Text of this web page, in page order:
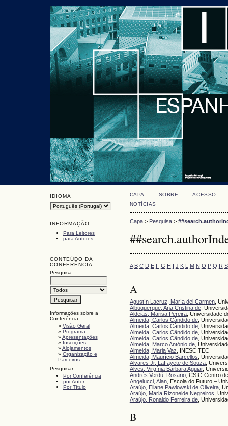
IDIOMA
INFORMAÇÃO
Para Leitores
para Autores
CONTEÚDO DA
CONFERÊNCIA
Pesquisa
Informações sobre a
Conferência
» Visão Geral
» Programa
» Apresentações
» Inscrições
» Alojamentos
» Organização e
Parceiros
Pesquisar
Por Conferência
por Autor
Por Título
CAPA SOBRE
ACESSO
NOTÍCIAS
Capa> Pesquisa>
A B C D E F G H I J K L M N O P Q R S
A
Agustín Lacruz, María del Carmen,
Albuquerque, Ana Cristina de,
Aldeias, Marisa Pereira, Universidade
Almeida, Carlos Cândido de,
Almeida, Carlos Cândido de,
Almeida, Carlos Cândido de,
Almeida, Carlos Cândido de,
Almeida, Marco António de,
Almeida, Maria Vaz , INESC TEC
Almeida, Maurício Barcellos ,
Alvares Jr, Laffayete de Souza,
Alves, Virgínia Bárbara Aguiar,
Andrés Verdú, Rosario, CSIC-Centro
Angelucci, Alan, Escola do Futuro –
Araújo, Eliane Pawlowski de Oliveira,
Araújo, Maria Rizoneide Negreiros ,
Araújo, Ronaldo Ferreira de,
B